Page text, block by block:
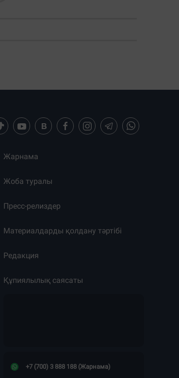
Жарнама
Жоба туралы
Пресс-релиздер
Материалдарды қолдану тәртібі
Редакция
Құпиялылық саясаты
+7 (700) 3 888 188 (Жарнама)